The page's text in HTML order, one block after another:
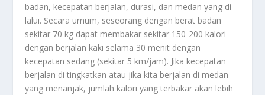
badan, kecepatan berjalan, durasi, dan medan yang di
lalui. Secara umum, seseorang dengan berat badan
sekitar 70 kg dapat membakar sekitar 150-200 kalori
dengan berjalan kaki selama 30 menit dengan
kecepatan sedang (sekitar 5 km/jam). Jika kecepatan
berjalan di tingkatkan atau jika kita berjalan di medan
yang menanjak, jumlah kalori yang terbakar akan lebih